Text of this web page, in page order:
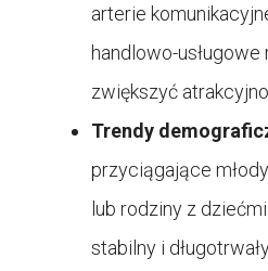
arterie
handlowo-
zwiększyć
Trendy
przyciągające
lub rodziny z
stabilny i